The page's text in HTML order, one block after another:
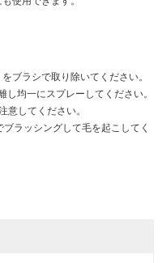
ブラシで取り除いてください。
均一にスプレーしてください。
意してください。
ラッシングして毛を起こしてく